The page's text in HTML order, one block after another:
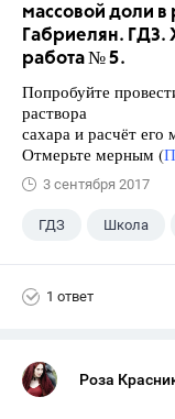
массовой доли в
Габриелян.
работа № 5.
Попробуйте
раствора
сахара и расчёт его
Отмерьте мерным (
3 сентября 2017
ГДЗ Школа
1 ответ
Роза